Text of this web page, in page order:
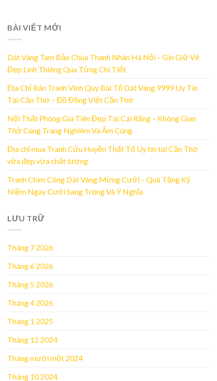
BÀI VIẾT MỚI
Dát Vàng Tam Bảo Chùa Thanh Nhàn Hà Nội – Gìn Giữ Vẻ
Đẹp Linh Thiêng Qua Từng Chi Tiết
Địa Chỉ Bán Tranh Vinh Quy Bái Tổ Dát Vàng 9999 Uy Tín
Tại Cần Thơ – Đồ Đồng Việt Cần Thơ
Nội Thất Phòng Gia Tiên Đẹp Tại Cái Răng – Không Gian
Thờ Cúng Trang Nghiêm Và Ấm Cúng
Địa chỉ mua Tranh Cửu Huyền Thất Tổ Uy tín tại Cần Thơ
vừa đẹp vừa chất lượng
Tranh Chim Công Dát Vàng Mừng Cưới – Quà Tặng Kỷ
Niệm Ngày Cưới Sang Trọng Và Ý Nghĩa
LƯU TRỮ
Tháng 7 2026
Tháng 6 2026
Tháng 5 2026
Tháng 4 2026
Tháng 1 2025
Tháng 12 2024
Tháng mười một 2024
Tháng 10 2024